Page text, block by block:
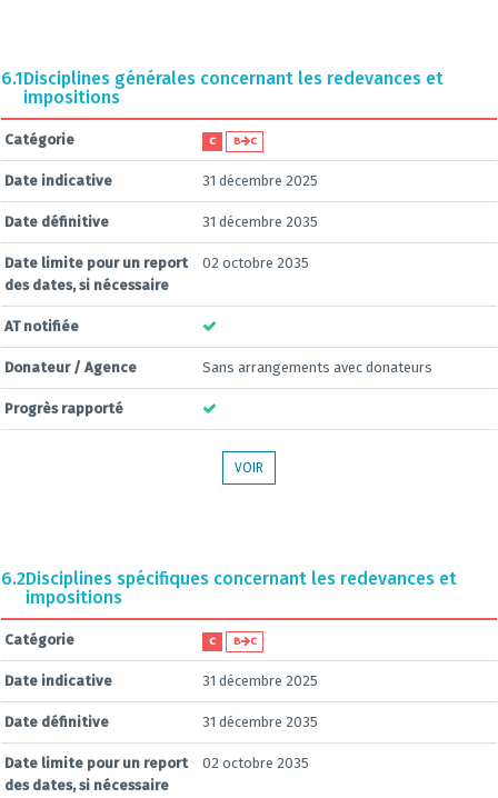
6.1Disciplines générales concernant les redevances et
impositions
Catégorie C B C
Date indicative 31 décembre 2025
Date définitive 31 décembre 2035
Date limite pour un report
des dates, si nécessaire
02 octobre 2035
AT notifiée
Donateur / Agence Sans arrangements avec donateurs
Progrès rapporté
VOIR
6.2Disciplines spécifiques concernant les redevances et
impositions
Catégorie C B C
Date indicative 31 décembre 2025
Date définitive 31 décembre 2035
Date limite pour un report
des dates, si nécessaire
02 octobre 2035